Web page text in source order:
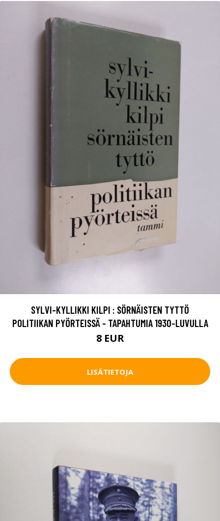
SYLVI-KYLLIKKI KILPI : SÖRNÄISTEN TYTTÖ
POLITIIKAN PYÖRTEISSÄ - TAPAHTUMIA 1930-LUVULLA
8 EUR
LISÄTIETOJA